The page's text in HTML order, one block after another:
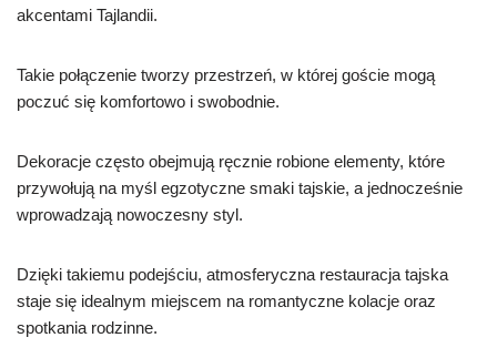
akcentami Tajlandii.
Takie połączenie tworzy przestrzeń, w której goście mogą
poczuć się komfortowo i swobodnie.
Dekoracje często obejmują ręcznie robione elementy, które
przywołują na myśl egzotyczne smaki tajskie, a jednocześnie
wprowadzają nowoczesny styl.
Dzięki takiemu podejściu, atmosferyczna restauracja tajska
staje się idealnym miejscem na romantyczne kolacje oraz
spotkania rodzinne.